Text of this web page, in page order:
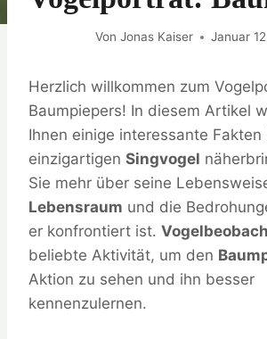
Von Jonas Kaiser Januar
Herzlich willkommen zum
Baumpiepers! In diesem Artikel
Ihnen einige interessante
einzigartigen Singvogel
Sie mehr über seine
Lebensraum und die
er konfrontiert ist.
beliebte Aktivität, um den
Aktion zu sehen und ihn besser
kennenzulernen.